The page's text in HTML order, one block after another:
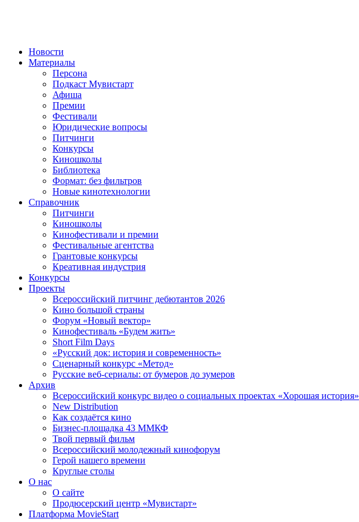
Новости
Материалы
Персона
Подкаст Мувистарт
Афиша
Премии
Фестивали
Юридические вопросы
Питчинги
Конкурсы
Киношколы
Библиотека
Формат: без фильтров
Новые кинотехнологии
Справочник
Питчинги
Киношколы
Кинофестивали и премии
Фестивальные агентства
Грантовые конкурсы
Креативная индустрия
Конкурсы
Проекты
Всероссийский питчинг дебютантов 2026
Кино большой страны
Форум «Новый вектор»
Кинофестиваль «Будем жить»
Short Film Days
«Русский док: история и современность»
Сценарный конкурс «Метод»
Русские веб-сериалы: от бумеров до зумеров
Архив
Всероссийский конкурс видео о социальных проектах «Хорошая история»
New Distribution
Как создаётся кино
Бизнес-площадка 43 ММКФ
Твой первый фильм
Всероссийский молодежный кинофорум
Герой нашего времени
Круглые столы
О нас
О сайте
Продюсерский центр «Мувистарт»
Платформа MovieStart